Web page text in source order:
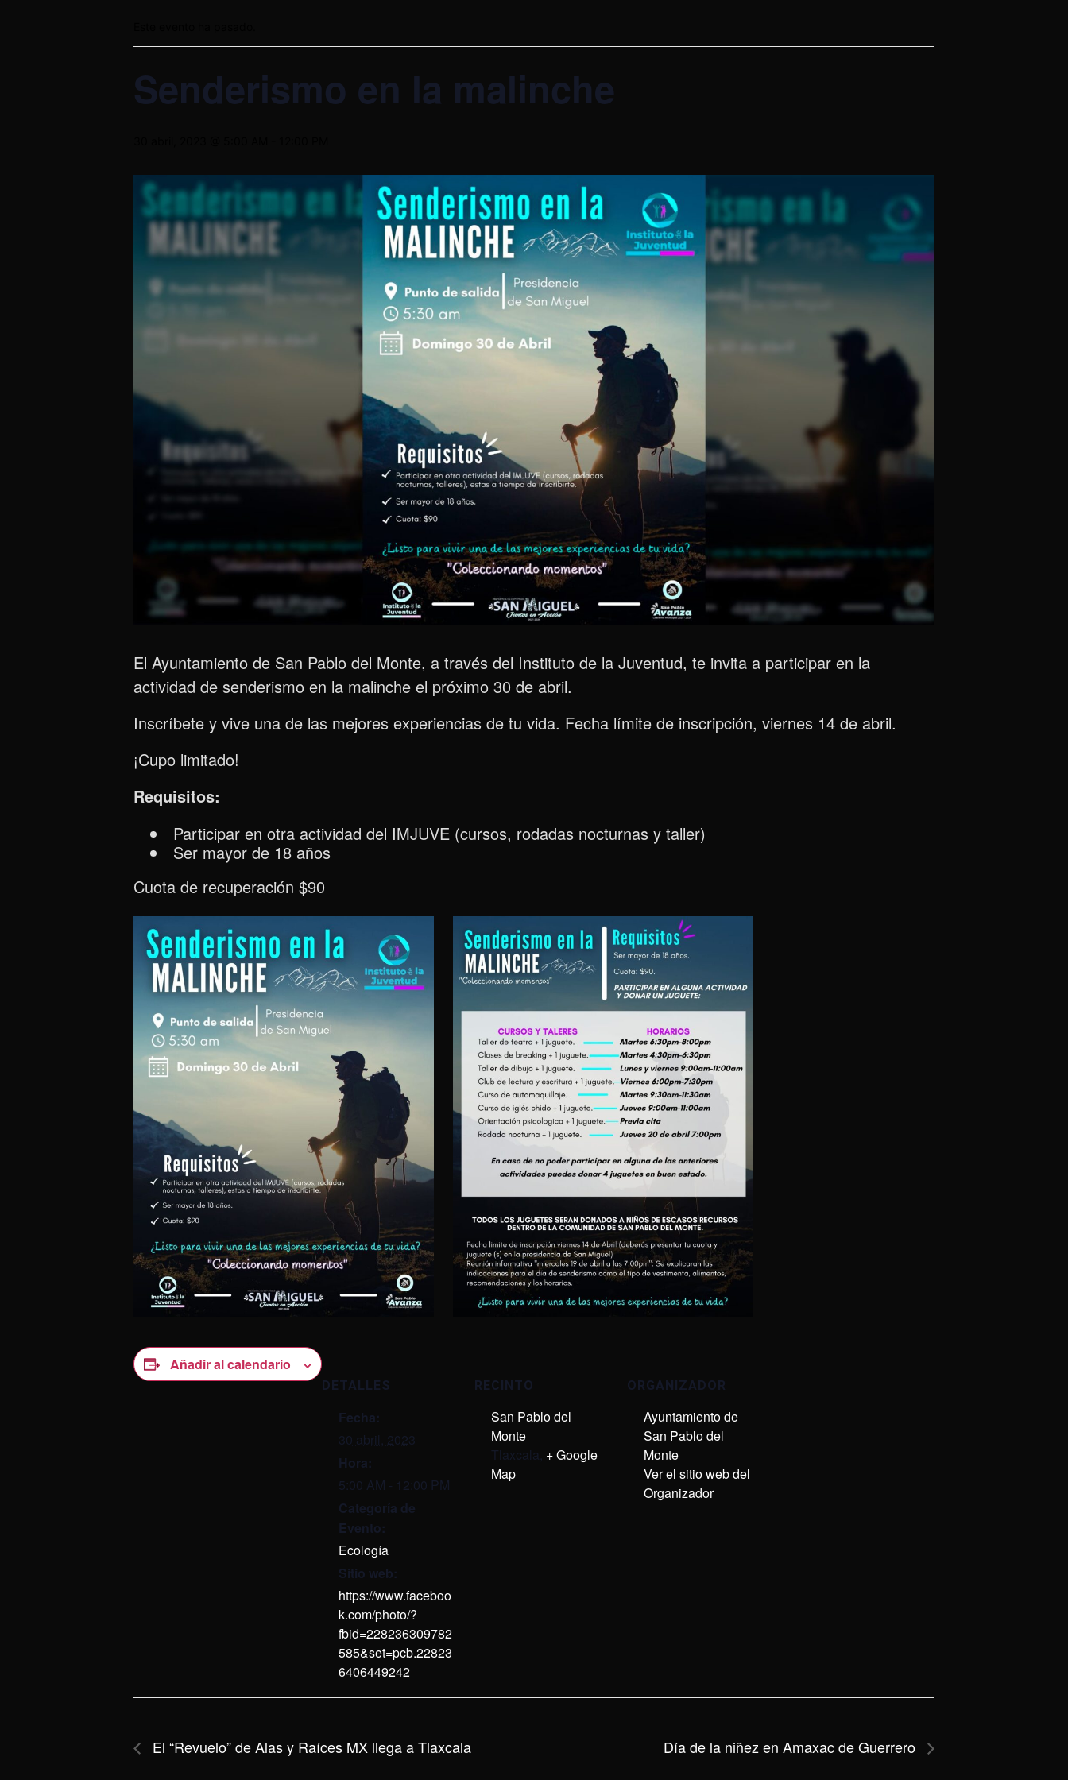
Senderismo en la malinche
El Ayuntamiento de San Pablo del Monte, a través del Instituto de la Juventud, te invita a participar en la
actividad de senderismo en la malinche el próximo 30 de abril.
Inscríbete y vive una de las mejores experiencias de tu vida. Fecha límite de inscripción, viernes 14 de abril.
¡Cupo limitado!
Requisitos:
Participar en otra actividad del IMJUVE (cursos, rodadas nocturnas y taller)
Ser mayor de 18 años
Cuota de recuperación $90
Añadir al calendario
DETALLES
Fecha:
30 abril, 2023
Hora:
5:00 AM - 12:00 PM
Categoría de
Evento:
Ecología
Sitio web:
https://www.faceboo
k.com/photo/?
fbid=228236309782
585&set=pcb.22823
6406449242
RECINTO
San Pablo del
Monte
Tlaxcala, + Google
Map
ORGANIZADOR
Ayuntamiento de
San Pablo del
Monte
Ver el sitio web del
Organizador
El “Revuelo” de Alas y Raíces MX llega a Tlaxcala Día de la niñez en Amaxac de Guerrero